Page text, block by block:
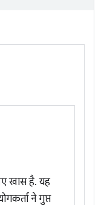
खास है. यह
ने गुप्त